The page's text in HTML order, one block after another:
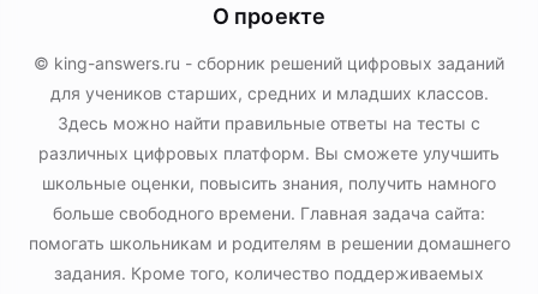
О проекте
© king-answers.ru - сборник решений цифровых заданий
для учеников старших, средних и младших классов.
Здесь можно найти правильные ответы на тесты с
различных цифровых платформ. Вы сможете улучшить
школьные оценки, повысить знания, получить намного
больше свободного времени. Главная задача сайта:
помогать школьникам и родителям в решении домашнего
задания. Кроме того, количество поддерживаемых